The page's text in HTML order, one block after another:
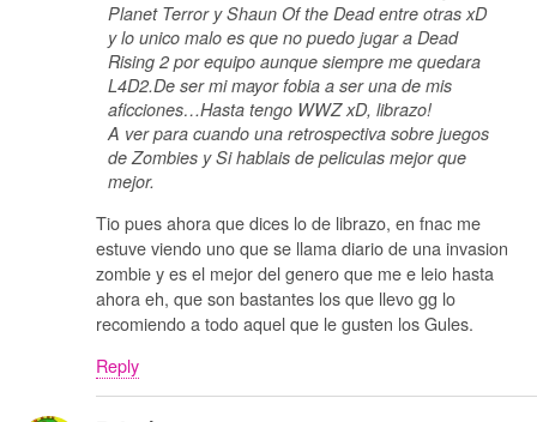
Planet Terror y Shaun Of the Dead entre otras xD
y lo unico malo es que no puedo jugar a Dead
Rising 2 por equipo aunque siempre me quedara
L4D2.De ser mi mayor fobia a ser una de mis
aficciones…Hasta tengo WWZ xD, librazo!
A ver para cuando una retrospectiva sobre juegos
de Zombies y Si hablais de peliculas mejor que
mejor.
Tio pues ahora que dices lo de librazo, en fnac me
estuve viendo uno que se llama diario de una invasion
zombie y es el mejor del genero que me e leio hasta
ahora eh, que son bastantes los que llevo gg lo
recomiendo a todo aquel que le gusten los Gules.
Reply